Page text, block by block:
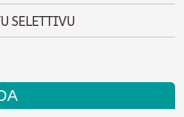
SELETTIVU